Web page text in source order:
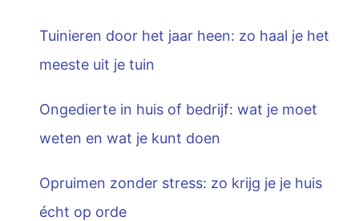
Tuinieren door het jaar heen: zo haal je het
meeste uit je tuin
Ongedierte in huis of bedrijf: wat je moet
weten en wat je kunt doen
Opruimen zonder stress: zo krijg je je huis
écht op orde